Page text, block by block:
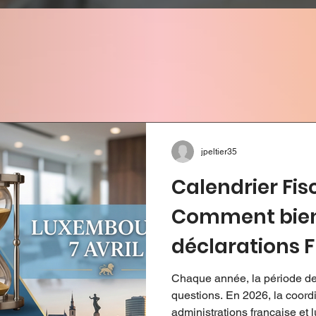
Calendrier
Comment
déclarations
Luxembourg ?
Chaque année, la période
questions. En 2026, la
administrations française et
jpeltier35